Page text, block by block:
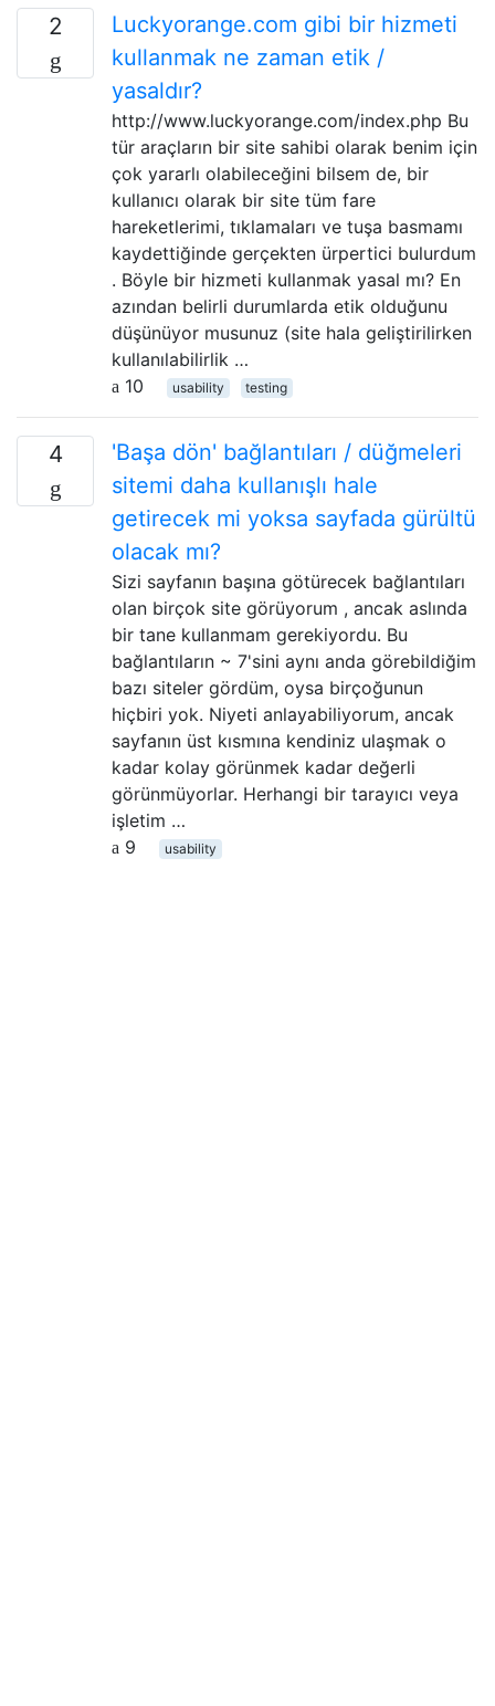
2
Luckyorange.com gibi bir hizmeti
kullanmak ne zaman etik /
yasaldır?
http://www.luckyorange.com/index.php Bu
tür araçların bir site sahibi olarak benim için
çok yararlı olabileceğini bilsem de, bir
kullanıcı olarak bir site tüm fare
hareketlerimi, tıklamaları ve tuşa basmamı
kaydettiğinde gerçekten ürpertici bulurdum
. Böyle bir hizmeti kullanmak yasal mı? En
azından belirli durumlarda etik olduğunu
düşünüyor musunuz (site hala geliştirilirken
kullanılabilirlik …
10
usability testing
4
'Başa dön' bağlantıları / düğmeleri
sitemi daha kullanışlı hale
getirecek mi yoksa sayfada gürültü
olacak mı?
Sizi sayfanın başına götürecek bağlantıları
olan birçok site görüyorum , ancak aslında
bir tane kullanmam gerekiyordu. Bu
bağlantıların ~ 7'sini aynı anda görebildiğim
bazı siteler gördüm, oysa birçoğunun
hiçbiri yok. Niyeti anlayabiliyorum, ancak
sayfanın üst kısmına kendiniz ulaşmak o
kadar kolay görünmek kadar değerli
görünmüyorlar. Herhangi bir tarayıcı veya
işletim …
9
usability